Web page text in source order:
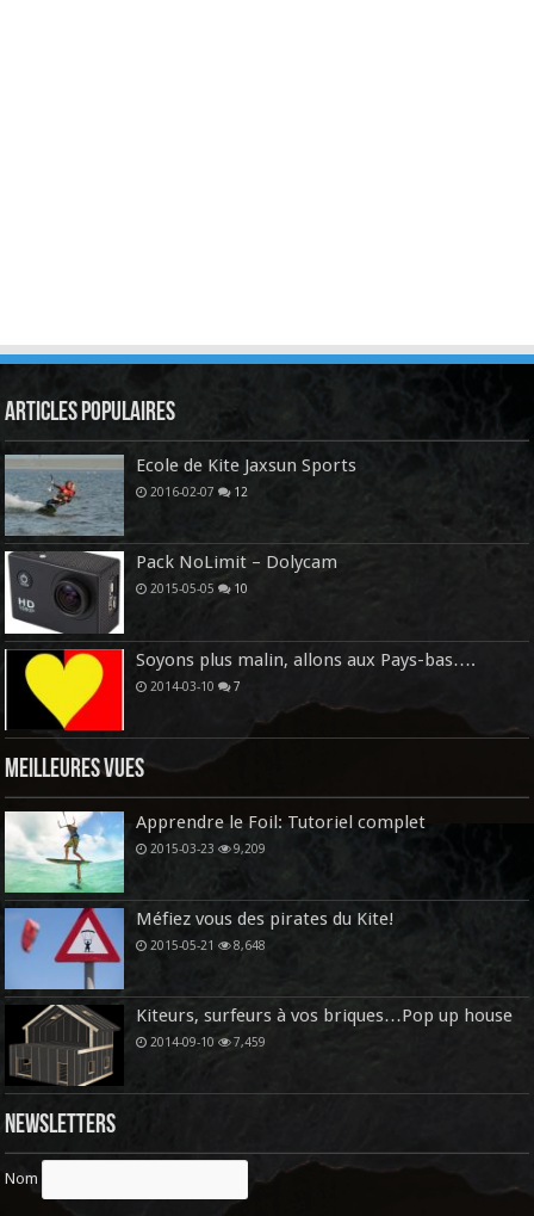
Articles Populaires
Ecole de Kite Jaxsun Sports
2016-02-07 12
Pack NoLimit – Dolycam
2015-05-05 10
Soyons plus malin, allons aux Pays-bas….
2014-03-10 7
Meilleures vues
Apprendre le Foil: Tutoriel complet
2015-03-23 9,209
Méfiez vous des pirates du Kite!
2015-05-21 8,648
Kiteurs, surfeurs à vos briques…Pop up house
2014-09-10 7,459
Newsletters
Nom